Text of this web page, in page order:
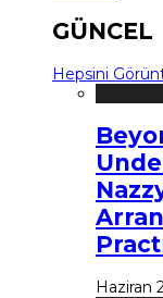
GÜNCEL
Hepsini
Haziran